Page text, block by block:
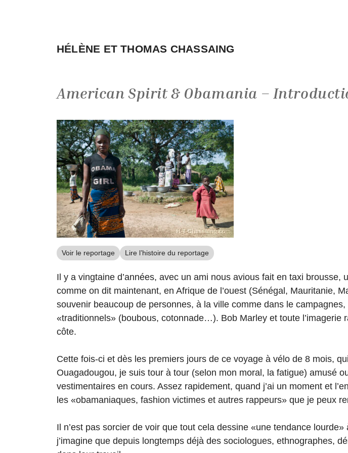
HÉLÈNE ET THOMAS CHASSAING
American Spirit & Obamania –
Voir le reportage Lire l’histoire du reportage
Il y a vingtaine d’années, avec un ami nous avious fait en taxi brousse,
comme on dit maintenant, en Afrique de l’ouest (Sénégal, Mauritanie,
souvenir beaucoup de personnes, à la ville comme dans le
«traditionnels» (boubous, cotonnade…). Bob Marley et toute l’imagerie
côte.
Cette fois-ci et dès les premiers jours de ce voyage à vélo de 8 mois,
Ouagadougou, je suis tour à tour (selon mon moral, la fatigue) amusé
vestimentaires en cours. Assez rapidement, quand j’ai un moment et
les «obamaniaques, fashion victimes et autres rappeurs» que je peux
Il n’est pas sorcier de voir que tout cela dessine «une tendance
j’imagine que depuis longtemps déjà des sociologues, ethnographes,